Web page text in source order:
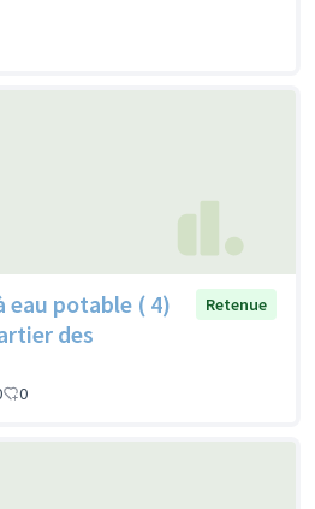
eau potable ( 4)
des
Retenue
0